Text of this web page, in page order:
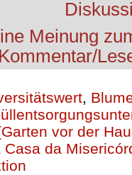
,
vor der
Casa da